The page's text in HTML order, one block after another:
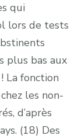
qui
lors de tests
plus bas aux
La fonction
les non-
d’après
(18) Des